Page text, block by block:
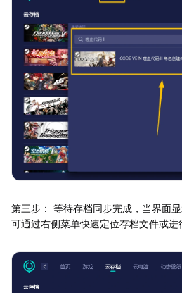
第三步： 等待存档同步完成，当界面
可通过右侧菜单快速定位存档文件或进